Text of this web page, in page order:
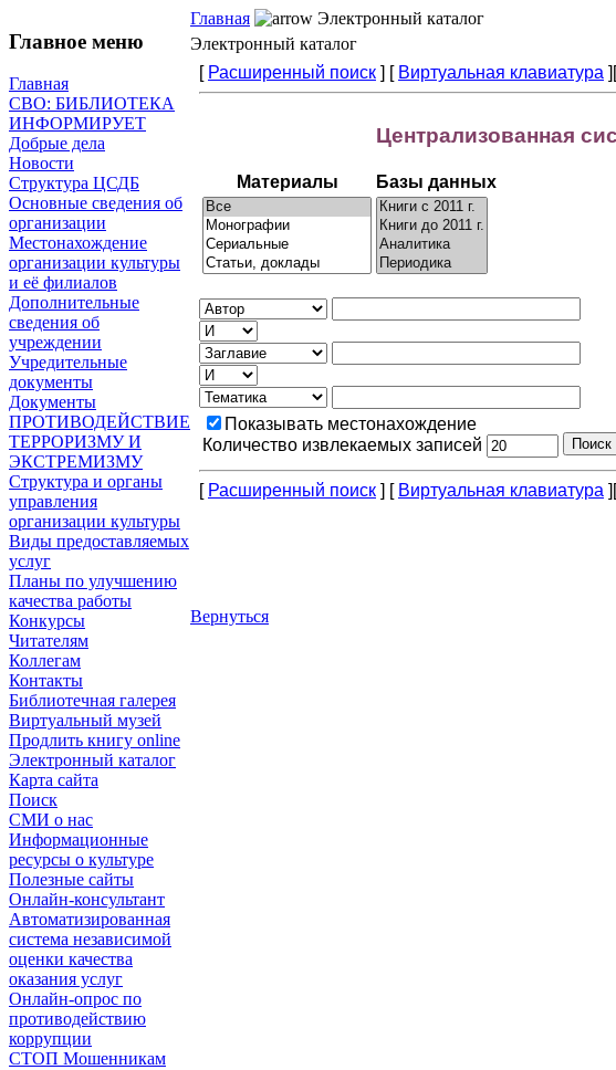
Главное меню
Главная
СВО: БИБЛИОТЕКА
ИНФОРМИРУЕТ
Добрые дела
Новости
Структура ЦСДБ
Основные сведения об
организации
Местонахождение
организации культуры
и её филиалов
Дополнительные
сведения об
учреждении
Учредительные
документы
Документы
ПРОТИВОДЕЙСТВИЕ
ТЕРРОРИЗМУ И
ЭКСТРЕМИЗМУ
Структура и органы
управления
организации культуры
Виды предоставляемых
услуг
Планы по улучшению
качества работы
Конкурсы
Читателям
Коллегам
Контакты
Библиотечная галерея
Виртуальный музей
Продлить книгу online
Электронный каталог
Карта сайта
Поиск
СМИ о нас
Информационные
ресурсы о культуре
Полезные сайты
Онлайн-консультант
Автоматизированная
система независимой
оценки качества
оказания услуг
Онлайн-опрос по
противодействию
коррупции
СТОП Мошенникам
Главная
Электронный каталог
Электронный каталог
Вернуться